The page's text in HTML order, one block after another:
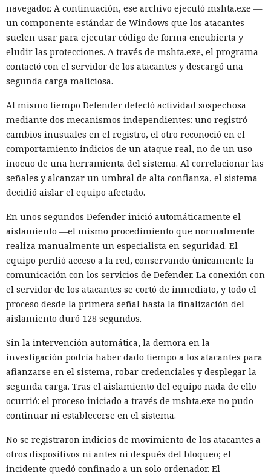
navegador. A continuación, ese archivo ejecutó mshta.exe —
un componente estándar de Windows que los atacantes
suelen usar para ejecutar código de forma encubierta y
eludir las protecciones. A través de mshta.exe, el programa
contactó con el servidor de los atacantes y descargó una
segunda carga maliciosa.
Al mismo tiempo Defender detectó actividad sospechosa
mediante dos mecanismos independientes: uno registró
cambios inusuales en el registro, el otro reconoció en el
comportamiento indicios de un ataque real, no de un uso
inocuo de una herramienta del sistema. Al correlacionar las
señales y alcanzar un umbral de alta confianza, el sistema
decidió aislar el equipo afectado.
En unos segundos Defender inició automáticamente el
aislamiento —el mismo procedimiento que normalmente
realiza manualmente un especialista en seguridad. El
equipo perdió acceso a la red, conservando únicamente la
comunicación con los servicios de Defender. La conexión con
el servidor de los atacantes se cortó de inmediato, y todo el
proceso desde la primera señal hasta la finalización del
aislamiento duró 128 segundos.
Sin la intervención automática, la demora en la
investigación podría haber dado tiempo a los atacantes para
afianzarse en el sistema, robar credenciales y desplegar la
segunda carga. Tras el aislamiento del equipo nada de ello
ocurrió: el proceso iniciado a través de mshta.exe no pudo
continuar ni establecerse en el sistema.
No se registraron indicios de movimiento de los atacantes a
otros dispositivos ni antes ni después del bloqueo; el
incidente quedó confinado a un solo ordenador. El